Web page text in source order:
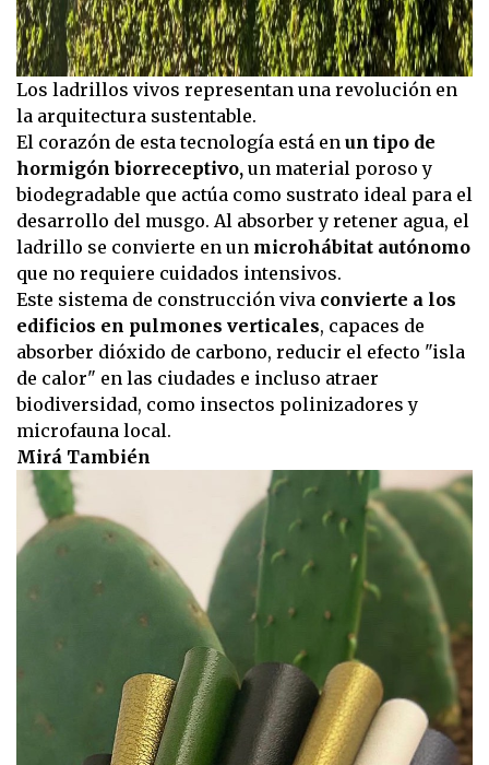
Los ladrillos vivos representan una revolución en
la arquitectura sustentable.
El corazón de esta tecnología está en un tipo de
hormigón biorreceptivo, un material poroso y
biodegradable que actúa como sustrato ideal para el
desarrollo del musgo. Al absorber y retener agua, el
ladrillo se convierte en un microhábitat autónomo
que no requiere cuidados intensivos.
Este sistema de construcción viva convierte a los
edificios en pulmones verticales, capaces de
absorber dióxido de carbono, reducir el efecto "isla
de calor" en las ciudades e incluso atraer
biodiversidad, como insectos polinizadores y
microfauna local.
Mirá También